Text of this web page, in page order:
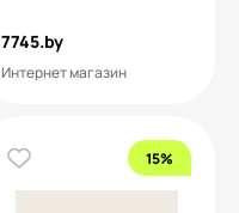
7745.by
Интернет магазин
15%